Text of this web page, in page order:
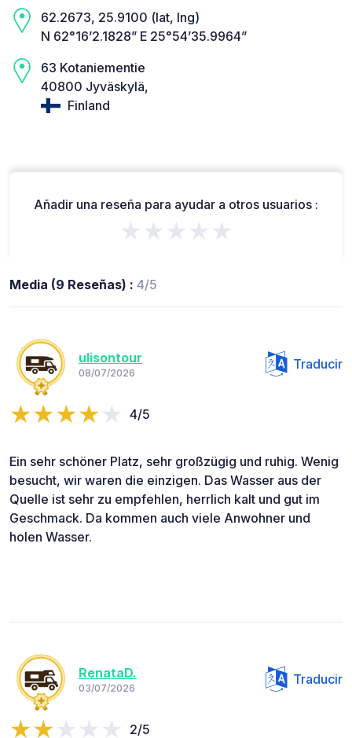
62.2673, 25.9100 (lat, lng)
N 62°16’2.1828” E 25°54’35.9964”
63 Kotaniementie
40800 Jyväskylä,
Finland
Añadir una reseña para ayudar a otros usuarios :
★★★★★
Media (9 Reseñas) : 4/5
ulisontour
08/07/2026
Traducir
4/5
Ein sehr schöner Platz, sehr großzügig und ruhig. Wenig
besucht, wir waren die einzigen. Das Wasser aus der
Quelle ist sehr zu empfehlen, herrlich kalt und gut im
Geschmack. Da kommen auch viele Anwohner und
holen Wasser.
RenataD.
03/07/2026
Traducir
2/5